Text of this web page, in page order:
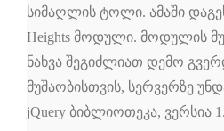
სიმაღლის ტოლი. ამაში
Heights მოდული. მოდულის
ნახვა შეგიძლიათ დემო
მუშაობისთვის, სერვერზე
jQuery ბიბლიოთეკა, ვერსია